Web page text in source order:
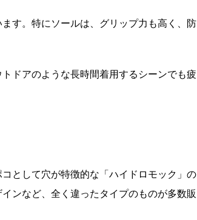
す。特にソールは、グリップ力も高く、防
ドアのような長時間着用するシーンでも疲
として穴が特徴的な「ハイドロモック」の
ンなど、全く違ったタイプのものが多数販